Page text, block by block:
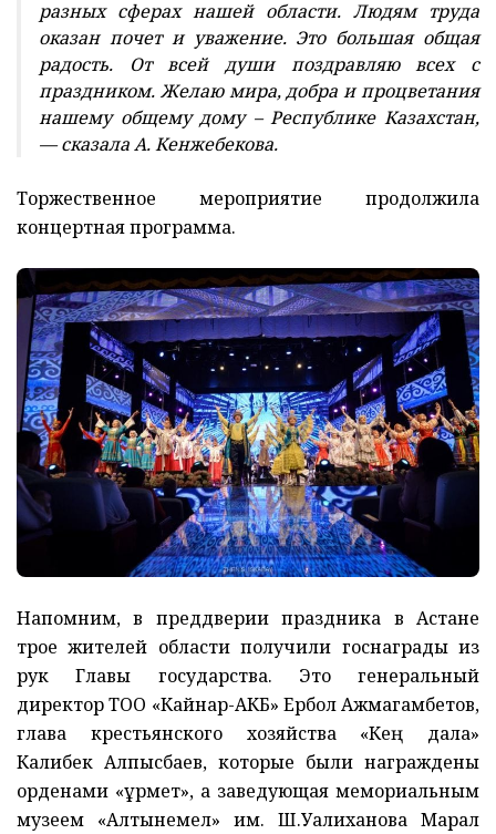
разных сферах нашей области. Людям труда
оказан почет и уважение. Это большая общая
радость. От всей души поздравляю всех с
праздником. Желаю мира, добра и процветания
нашему общему дому – Республике Казахстан,
— сказала А. Кенжебекова.
Торжественное мероприятие продолжила
концертная программа.
Напомним, в преддверии праздника в Астане
трое жителей области получили госнаграды из
рук Главы государства. Это генеральный
директор ТОО «Кайнар-АКБ» Ербол Ажмагамбетов,
глава крестьянского хозяйства «Кең дала»
Калибек Алпысбаев, которые были награждены
орденами «Құрмет», а заведующая мемориальным
музеем «Алтынемел» им. Ш.Уалиханова Марал